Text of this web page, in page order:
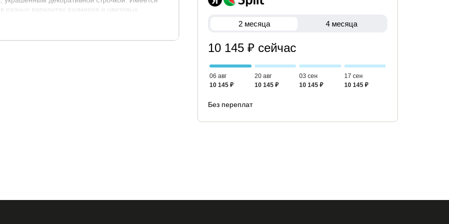
2 месяца 4 месяца
10 145 ₽ сейчас
06 авг
10 145 ₽
20 авг
10 145 ₽
03 сен
10 145 ₽
17 сен
10 145 ₽
Без переплат
вариантах размеров и цветовых